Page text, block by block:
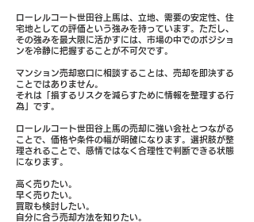
ローレルコート世田谷上馬は、立地、需要の安定性、住
宅地としての評価という強みを持っています。ただし、
その強みを最大限に活かすには、市場の中でのポジショ
ンを冷静に把握することが不可欠です。
マンション売却窓口に相談することは、売却を即決する
ことではありません。
それは「損するリスクを減らすために情報を整理する行
為」です。
ローレルコート世田谷上馬の売却に強い会社とつながる
ことで、価格や条件の幅が明確になります。選択肢が整
理されることで、感情ではなく合理性で判断できる状態
になります。
高く売りたい。
早く売りたい。
買取も検討したい。
自分に合う売却方法を知りたい。